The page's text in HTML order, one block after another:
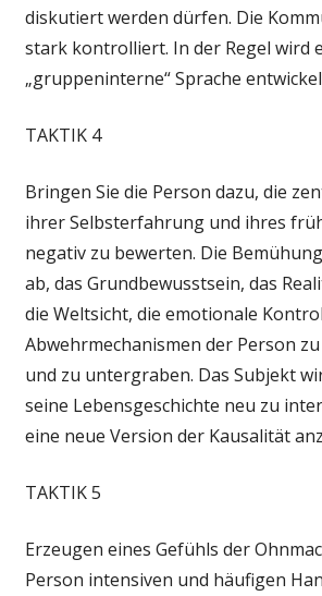
diskutiert werden dürfen. Die
stark kontrolliert. In der Regel wird
„gruppeninterne“ Sprache
TAKTIK 4
Bringen Sie die Person dazu, die
ihrer Selbsterfahrung und ihres
negativ zu bewerten. Die
ab, das Grundbewusstsein, das
die Weltsicht, die emotionale
Abwehrmechanismen der Person
und zu untergraben. Das Subjekt
seine Lebensgeschichte neu zu
eine neue Version der Kausalität
TAKTIK 5
Erzeugen eines Gefühls der
Person intensiven und häufigen